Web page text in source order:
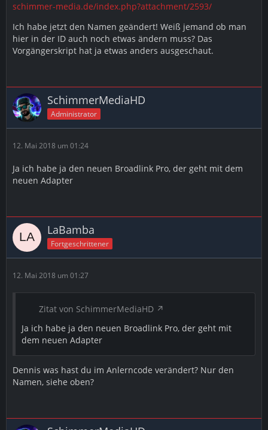
schimmer-media.de/index.php?attachment/2593/
Ich habe jetzt den Namen geändert! Weiß jemand ob man
hier in der ID auch noch etwas ändern muss? Das
Vorgängerskript hat ja etwas anders ausgeschaut.
SchimmerMediaHD
Administrator
12. Mai 2018 um 01:24
Ja ich habe ja den neuen Broadlink Pro, der geht mit dem
neuen Adapter
LaBamba
Fortgeschrittener
12. Mai 2018 um 01:27
Zitat von SchimmerMediaHD
Ja ich habe ja den neuen Broadlink Pro, der geht mit
dem neuen Adapter
Dennis was hast du im Anlerncode verändert? Nur den
Namen, siehe oben?